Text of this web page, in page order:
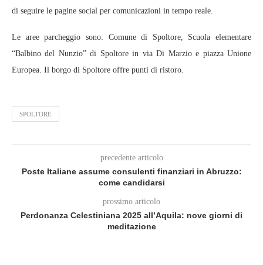
di seguire le pagine social per comunicazioni in tempo reale.
Le aree parcheggio sono: Comune di Spoltore, Scuola elementare
“Balbino del Nunzio” di Spoltore in via Di Marzio e piazza Unione
Europea. Il borgo di Spoltore offre punti di ristoro.
SPOLTORE
precedente articolo
Poste Italiane assume consulenti finanziari in Abruzzo:
come candidarsi
prossimo articolo
Perdonanza Celestiniana 2025 all’Aquila: nove giorni di
meditazione